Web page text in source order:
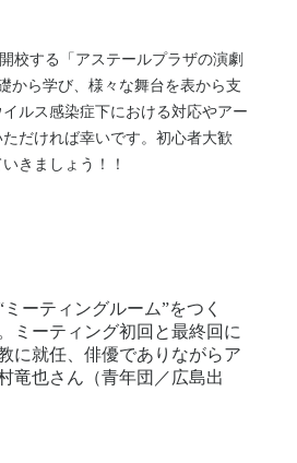
校する「アステールプラザの演劇
から学び、様々な舞台を表から支
ルス感染症下における対応やアー
だければ幸いです。初心者大歓
きましょう！！
ーティングルーム”をつく
ミーティング初回と最終回に
に就任、俳優でありながらア
竜也さん（青年団／広島出